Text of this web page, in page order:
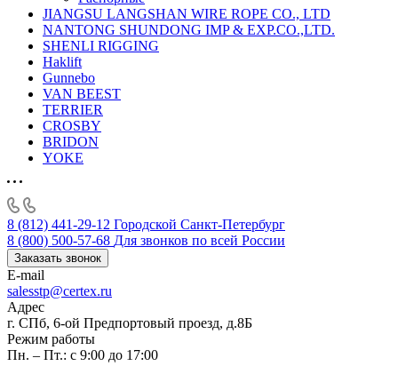
JIANGSU LANGSHAN WIRE ROPE CO., LTD
NANTONG SHUNDONG IMP & EXP.CO.,LTD.
SHENLI RIGGING
Haklift
Gunnebo
VAN BEEST
TERRIER
CROSBY
BRIDON
YOKE
8 (812) 441-29-12 Городской Санкт-Петербург
8 (800) 500-57-68 Для звонков по всей России
Заказать звонок
E-mail
salesstp@certex.ru
Адрес
г. СПб, 6-ой Предпортовый проезд, д.8Б
Режим работы
Пн. – Пт.: с 9:00 до 17:00